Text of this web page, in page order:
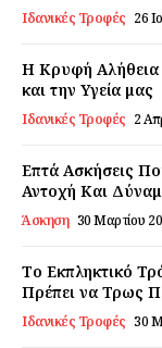
Daily
Αποποίηση
Ο λογαριασμός
Επικοινωνία
Ιδανικές Τροφές 26
Η Κρυφή Αλήθεια
και την Υγεία μας
Ιδανικές Τροφές 2
Επτά Ασκήσεις
Αντοχή Και
Άσκηση 30 Μαρτίου
Το Εκπληκτικό
Πρέπει να Τρως
Ιδανικές Τροφές 30